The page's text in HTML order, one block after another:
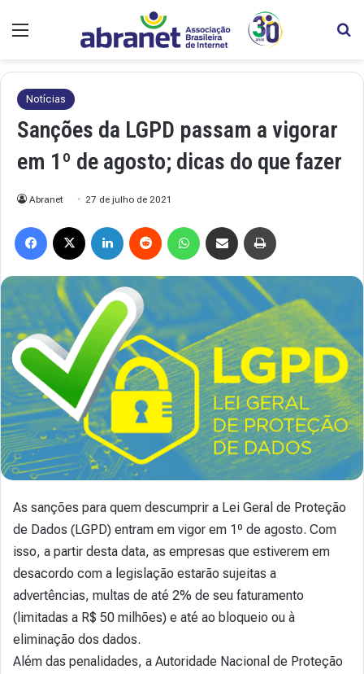
Notícias
Sanções da LGPD passam a vigorar
em 1º de agosto; dicas do que fazer
Abranet 27 de julho de 2021
As sanções para quem descumprir a Lei Geral de Proteção
de Dados (LGPD) entram em vigor em 1º de agosto. Com
isso, a partir desta data, as empresas que estiverem em
desacordo com a legislação estarão sujeitas a
advertências, multas de até 2% de seu faturamento
(limitadas a R$ 50 milhões) e até ao bloqueio ou à
eliminação dos dados.
Além das penalidades, a Autoridade Nacional de Proteção